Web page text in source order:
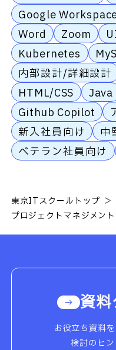
Google
Word
Zoom
Kubernetes
内部設計/詳細設計
HTML/CSS
Java
Github Copilot
新入社員向け
中
ベテラン社員向け
東京ITスクールトップ
プロジェクトマネジメン
資料
お役立ち資料
検討のヒン